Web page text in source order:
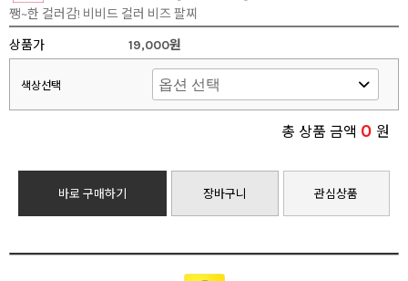
쨍~한 컬러감! 비비드 컬러 비즈 팔찌
상품가
19,000원
색상선택
총 상품 금액 0 원
바로 구매하기 장바구니 관심상품